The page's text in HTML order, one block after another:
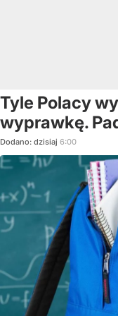
Tyle Polacy
wyprawkę.
Dodano: dzisiaj 6:00